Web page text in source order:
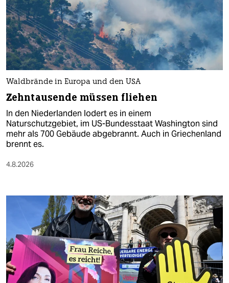
Waldbrände in Europa und den USA
Zehntausende müssen fliehen
In den Niederlanden lodert es in einem
Naturschutzgebiet, im US-Bundesstaat Washington sind
mehr als 700 Gebäude abgebrannt. Auch in Griechenland
brennt es.
4.8.2026